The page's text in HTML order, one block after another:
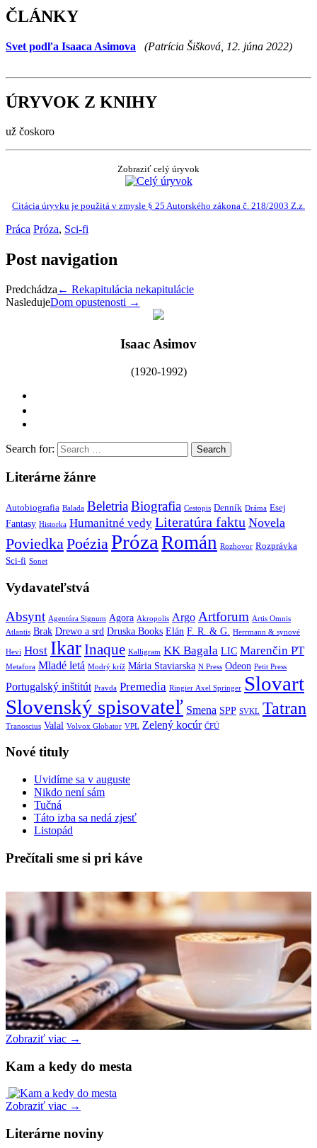
ČLÁNKY
Svet podľa Isaaca Asimova (Patrícia Šišková, 12. júna 2022)
ÚRYVOK Z KNIHY
už čoskoro
Zobraziť celý úryvok
Citácia úryvku je použitá v zmysle § 25 Autorského zákona č. 218/2003 Z.z.
Práca Próza, Sci-fi
Post navigation
Predchádza ← Rekapitulácia nekapitulácie
NasledujeDom opustenosti →
Isaac Asimov
(1920-1992)
Search for:
Literárne žánre
Autobiografia Balada BeletriaBiografia Cestopis Denník Dráma Esej
Fantasy Historka Humanitné vedy Literatúra faktu Novela
PoviedkaPoéziaPróza Román Rozhovor Rozprávka
Sci-fi Sonet
Vydavateľstvá
Absynt Agentúra Signum Agora Akropolis Argo Artforum Artis Omnis
Atlantis Brak Drewo a srd Druska Books Elán F. R. & G. Herrmann & synové
Hevi Host IkarInaque Kalligram KK Bagala LIC Marenčin PT
Metafora Mladé letá Modrý kríž Mária Staviarska N Press Odeon Petit Press
Portugalský inštitút Pravda Premedia Ringier Axel Springer Slovart
Slovenský spisovateľ Smena SPP SVKL Tatran
Tranoscius Valal Volvox Globator VPL Zelený kocúr ČFÚ
Nové tituly
Uvidíme sa v auguste
Nikdo není sám
Tučná
Táto izba sa nedá zjesť
Listopád
Prečítali sme si pri káve
Zobraziť viac →
Kam a kedy do mesta
Zobraziť viac →
Literárne noviny